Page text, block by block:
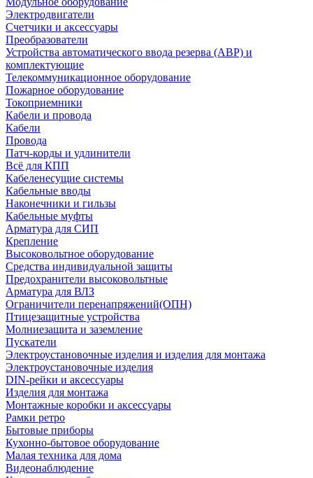
Электродвигатели
Счетчики и аксессуары
Преобразователи
Устройства автоматического ввода резерва (АВР) и
комплектующие
Телекоммуникационное оборудование
Пожарное оборудование
Токоприемники
Кабели и провода
Кабели
Провода
Патч-корды и удлинители
Всё для КПП
Кабеленесущие системы
Кабельные вводы
Наконечники и гильзы
Кабельные муфты
Арматура для СИП
Крепление
Высоковольтное оборудование
Средства индивидуальной защиты
Предохранители высоковольтные
Арматура для ВЛЗ
Ограничители перенапряжений(ОПН)
Птицезащитные устройства
Молниезащита и заземление
Пускатели
Электроустановочные изделия и изделия для монтажа
Электроустановочные изделия
DIN-рейки и аксессуары
Изделия для монтажа
Монтажные коробки и аксессуары
Рамки ретро
Бытовые приборы
Кухонно-бытовое оборудование
Малая техника для дома
Видеонаблюдение